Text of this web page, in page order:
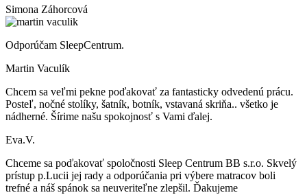
Simona Záhorcová
Odporúčam SleepCentrum.
Martin Vaculík
Chcem sa veľmi pekne poďakovať za fantasticky odvedenú prácu.
Posteľ, nočné stolíky, šatník, botník, vstavaná skriňa.. všetko je
nádherné. Šírime našu spokojnosť s Vami ďalej.
Eva.V.
Chceme sa poďakovať spoločnosti Sleep Centrum BB s.r.o. Skvelý
prístup p.Lucii jej rady a odporúčania pri výbere matracov boli
trefné a náš spánok sa neuveriteľne zlepšil. Ďakujeme